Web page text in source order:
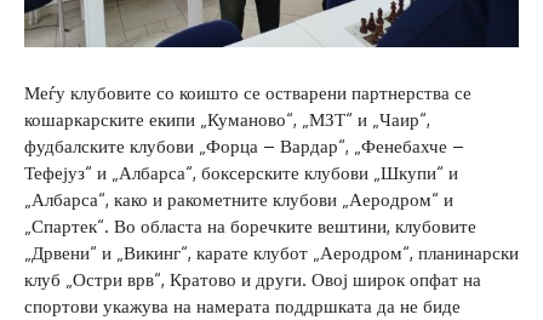
Меѓу клубовите со коишто се остварени партнерства се
кошаркарските екипи „Куманово“, „МЗТ“ и „Чаир“,
фудбалските клубови „Форца – Вардар“, „Фенебахче –
Тефејуз“ и „Албарса“, боксерските клубови „Шкупи“ и
„Албарса“, како и ракометните клубови „Аеродром“ и
„Спартек“. Во областа на боречките вештини, клубовите
„Дрвени“ и „Викинг“, карате клубот „Аеродром“, планинарски
клуб „Остри врв“, Кратово и други. Овој широк опфат на
спортови укажува на намерата поддршката да не биде